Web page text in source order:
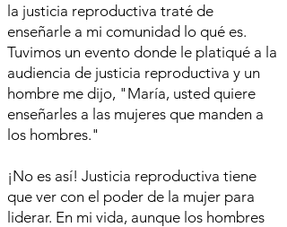
la justicia reproductiva traté de
enseñarle a mi comunidad lo qué es.
Tuvimos un evento donde le platiqué a la
audiencia de justicia reproductiva y un
hombre me dijo, "María, usted quiere
enseñarles a las mujeres que manden a
los hombres."
¡No es así! Justicia reproductiva tiene
que ver con el poder de la mujer para
liderar. En mi vida, aunque los hombres